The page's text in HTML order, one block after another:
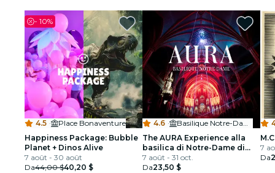
- 10%
4.5 ·
Place Bonaventure
Happiness Package: Bubble
Planet + Dinos Alive
7 août - 30 août
Da44,00 $40,20 $
4.6 ·
Basilique Notre-Dame de Montréal
The AURA Experience alla
basilica di Notre-Dame di
Montréal
7 août - 31 oct.
Da23,50 $
7
Da